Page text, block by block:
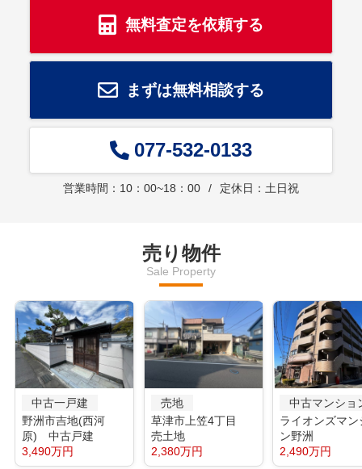
無料査定を依頼する
まずは無料相談する
077-532-0133
営業時間：10：00~18：00 定休日：土日祝
売り物件
Sale Property
中古一戸建
野洲市吉地(西河
原) 中古戸建
3,490万円
売地
草津市上笠4丁目
売土地
2,380万円
中古マンショ
ライオンズマン
ン野洲
2,490万円